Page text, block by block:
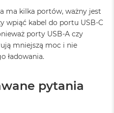
ma kilka portów, ważny jest
wpiąć kabel do portu USB-C
porty USB-A czy
mniejszą moc i nie
ładowania.
pytania